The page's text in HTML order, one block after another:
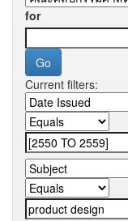
for
Current filters: